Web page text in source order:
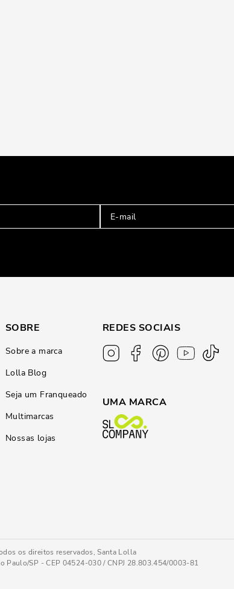
SOBRE
Sobre a marca
Lolla Blog
Seja um Franqueado
Multimarcas
Nossas lojas
REDES SOCIAIS
UMA MARCA
os direitos reservados, Santa Lolla
Paulo/SP - CEP 04524-030 / CNPJ 28.803.454/0003-81